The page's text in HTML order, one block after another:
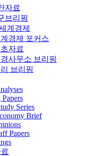
자료
브리핑
계경제
경제 포커스
자료
사무소 브리핑
브리핑
Series
Brief
Papers